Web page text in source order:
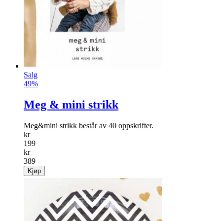
Salg
49%
Meg & mini strikk
Meg&mini strikk består av 40 oppskrifter.
kr
199
kr
389
Kjøp